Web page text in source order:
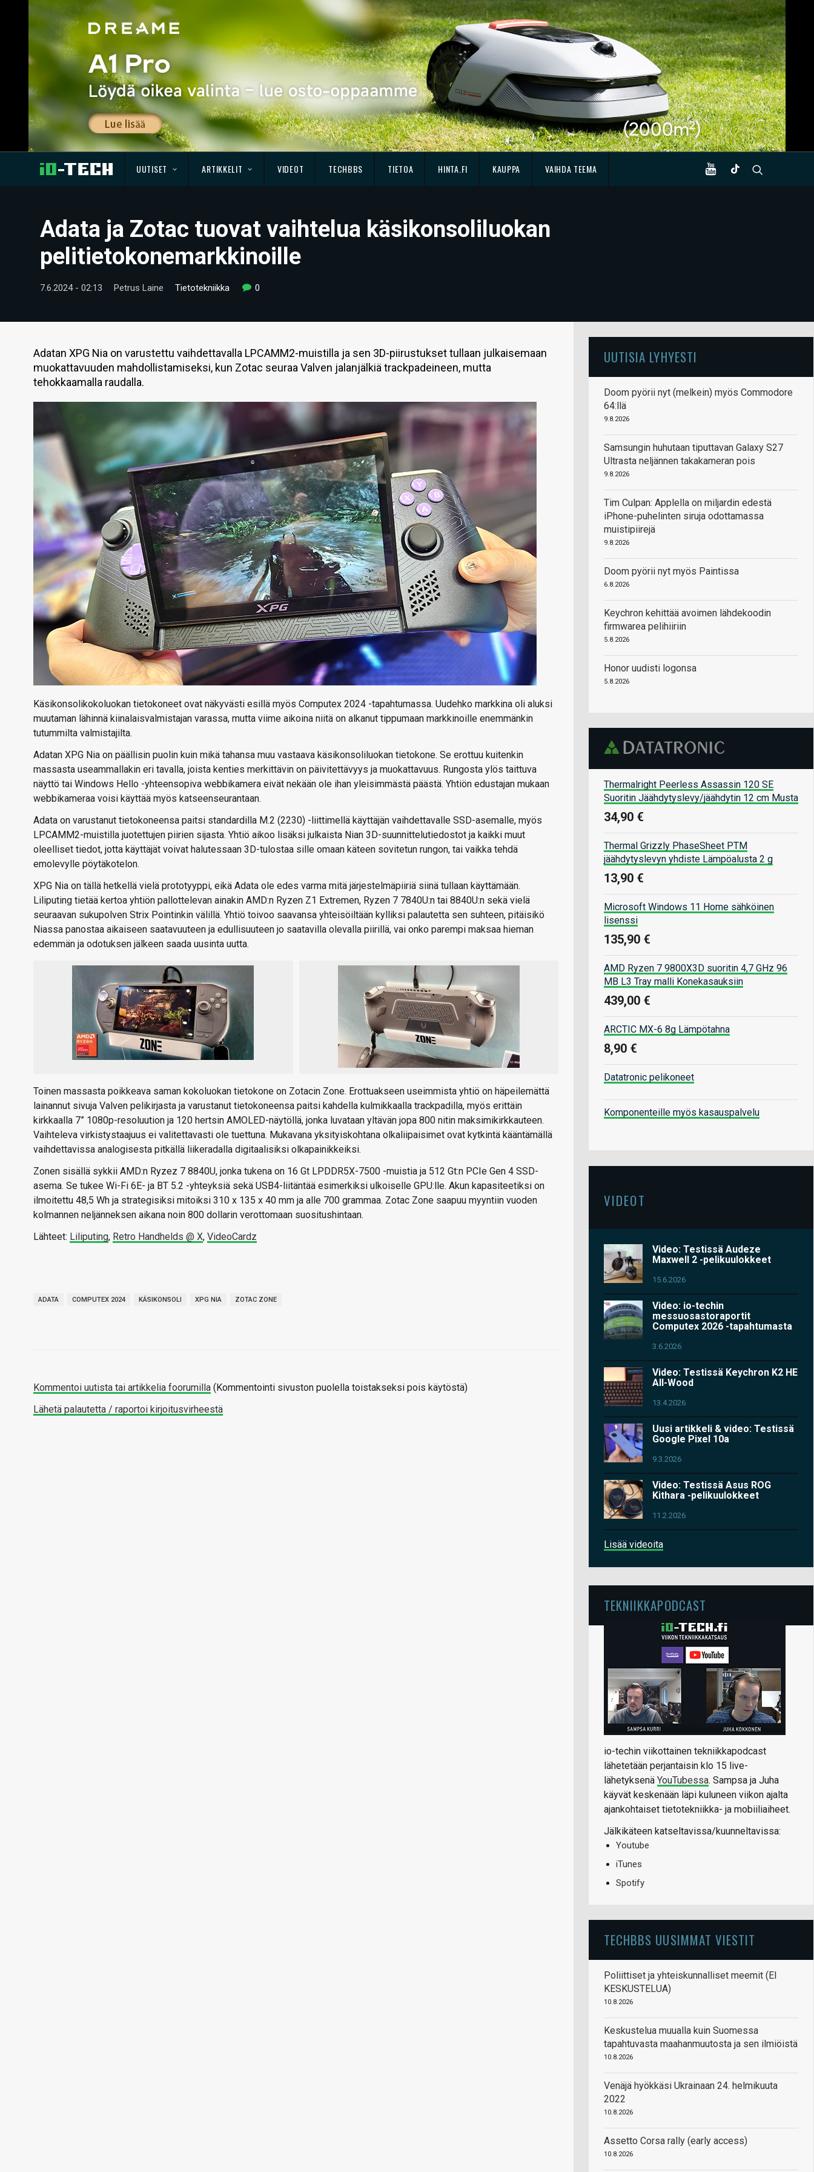
UUTISET ARTIKKELIT VIDEOT TECHBBS TIETOA HINTA.FI KAUPPA VAIHDA TEEMA
Adata ja Zotac tuovat vaihtelua käsikonsoliluokan
pelitietokonemarkkinoille
7.6.2024 - 02:13 Petrus Laine Tietotekniikka 0
Adatan XPG Nia on varustettu vaihdettavalla LPCAMM2-muistilla ja sen 3D-piirustukset tullaan julkaisemaan
muokattavuuden mahdollistamiseksi, kun Zotac seuraa Valven jalanjälkiä trackpadeineen, mutta
tehokkaamalla raudalla.
Käsikonsolikokoluokan tietokoneet ovat näkyvästi esillä myös Computex 2024 -tapahtumassa. Uudehko markkina oli aluksi
muutaman lähinnä kiinalaisvalmistajan varassa, mutta viime aikoina niitä on alkanut tippumaan markkinoille enemmänkin
tutummilta valmistajilta.
Adatan XPG Nia on päällisin puolin kuin mikä tahansa muu vastaava käsikonsoliluokan tietokone. Se erottuu kuitenkin
massasta useammallakin eri tavalla, joista kenties merkittävin on päivitettävyys ja muokattavuus. Rungosta ylös taittuva
näyttö tai Windows Hello -yhteensopiva webbikamera eivät nekään ole ihan yleisimmästä päästä. Yhtiön edustajan mukaan
webbikameraa voisi käyttää myös katseenseurantaan.
Adata on varustanut tietokoneensa paitsi standardilla M.2 (2230) -liittimellä käyttäjän vaihdettavalle SSD-asemalle, myös
LPCAMM2-muistilla juotettujen piirien sijasta. Yhtiö aikoo lisäksi julkaista Nian 3D-suunnittelutiedostot ja kaikki muut
oleelliset tiedot, jotta käyttäjät voivat halutessaan 3D-tulostaa sille omaan käteen sovitetun rungon, tai vaikka tehdä
emolevylle pöytäkotelon.
XPG Nia on tällä hetkellä vielä prototyyppi, eikä Adata ole edes varma mitä järjestelmäpiiriä siinä tullaan käyttämään.
Liliputing tietää kertoa yhtiön pallottelevan ainakin AMD:n Ryzen Z1 Extremen, Ryzen 7 7840U:n tai 8840U:n sekä vielä
seuraavan sukupolven Strix Pointinkin välillä. Yhtiö toivoo saavansa yhteisöiltään kylliksi palautetta sen suhteen, pitäisikö
Niassa panostaa aikaiseen saatavuuteen ja edullisuuteen jo saatavilla olevalla piirillä, vai onko parempi maksaa hieman
edemmän ja odotuksen jälkeen saada uusinta uutta.
Toinen massasta poikkeava saman kokoluokan tietokone on Zotacin Zone. Erottuakseen useimmista yhtiö on häpeilemättä
lainannut sivuja Valven pelikirjasta ja varustanut tietokoneensa paitsi kahdella kulmikkaalla trackpadilla, myös erittäin
kirkkaalla 7” 1080p-resoluution ja 120 hertsin AMOLED-näytöllä, jonka luvataan yltävän jopa 800 nitin maksimikirkkauteen.
Vaihteleva virkistystaajuus ei valitettavasti ole tuettuna. Mukavana yksityiskohtana olkaliipaisimet ovat kytkintä kääntämällä
vaihdettavissa analogisesta pitkällä liikeradalla digitaalisiksi olkapainikkeiksi.
Zonen sisällä sykkii AMD:n Ryzez 7 8840U, jonka tukena on 16 Gt LPDDR5X-7500 -muistia ja 512 Gt:n PCIe Gen 4 SSD-
asema. Se tukee Wi-Fi 6E- ja BT 5.2 -yhteyksiä sekä USB4-liitäntää esimerkiksi ulkoiselle GPU:lle. Akun kapasiteetiksi on
ilmoitettu 48,5 Wh ja strategisiksi mitoiksi 310 x 135 x 40 mm ja alle 700 grammaa. Zotac Zone saapuu myyntiin vuoden
kolmannen neljänneksen aikana noin 800 dollarin verottomaan suositushintaan.
Lähteet: Liliputing, Retro Handhelds @ X, VideoCardz
ADATA COMPUTEX 2024 KÄSIKONSOLI XPG NIA ZOTAC ZONE
Kommentoi uutista tai artikkelia foorumilla (Kommentointi sivuston puolella toistakseksi pois käytöstä)
Lähetä palautetta / raportoi kirjoitusvirheestä
UUTISIA LYHYESTI
Doom pyörii nyt (melkein) myös Commodore
64:llä
9.8.2026
Samsungin huhutaan tiputtavan Galaxy S27
Ultrasta neljännen takakameran pois
9.8.2026
Tim Culpan: Applella on miljardin edestä
iPhone-puhelinten siruja odottamassa
muistipiirejä
9.8.2026
Doom pyörii nyt myös Paintissa
6.8.2026
Keychron kehittää avoimen lähdekoodin
firmwarea pelihiiriin
5.8.2026
Honor uudisti logonsa
5.8.2026
Thermalright Peerless Assassin 120 SE
Suoritin Jäähdytyslevy/jäähdytin 12 cm Musta
34,90 €
Thermal Grizzly PhaseSheet PTM
jäähdytyslevyn yhdiste Lämpöalusta 2 g
13,90 €
Microsoft Windows 11 Home sähköinen
lisenssi
135,90 €
AMD Ryzen 7 9800X3D suoritin 4,7 GHz 96
MB L3 Tray malli Konekasauksiin
439,00 €
ARCTIC MX-6 8g Lämpötahna
8,90 €
Datatronic pelikoneet
Komponenteille myös kasauspalvelu
VIDEOT
Video: Testissä Audeze
Maxwell 2 -pelikuulokkeet
15.6.2026
Video: io-techin
messuosastoraportit
Computex 2026 -tapahtumasta
3.6.2026
Video: Testissä Keychron K2 HE
All-Wood
13.4.2026
Uusi artikkeli & video: Testissä
Google Pixel 10a
9.3.2026
Video: Testissä Asus ROG
Kithara -pelikuulokkeet
11.2.2026
Lisää videoita
TEKNIIKKAPODCAST
io-techin viikottainen tekniikkapodcast
lähetetään perjantaisin klo 15 live-
lähetyksenä YouTubessa. Sampsa ja Juha
käyvät keskenään läpi kuluneen viikon ajalta
ajankohtaiset tietotekniikka- ja mobiiliaiheet.
Jälkikäteen katseltavissa/kuunneltavissa:
Youtube
iTunes
Spotify
TECHBBS UUSIMMAT VIESTIT
Poliittiset ja yhteiskunnalliset meemit (EI
KESKUSTELUA)
10.8.2026
Keskustelua muualla kuin Suomessa
tapahtuvasta maahanmuutosta ja sen ilmiöistä
10.8.2026
Venäjä hyökkäsi Ukrainaan 24. helmikuuta
2022
10.8.2026
Assetto Corsa rally (early access)
10.8.2026